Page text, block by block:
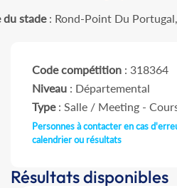
du stade: Rond-Point Du
Code compétition : 318364
Niveau : Départemental
Type: Salle / Meeting -
Personnes à contacter en cas
calendrier ou résultats
Résultats disponibles